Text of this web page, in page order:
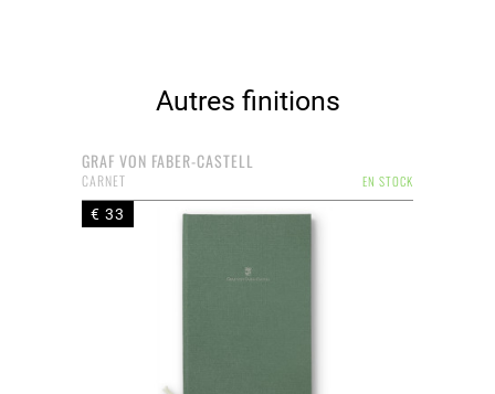
Autres finitions
GRAF VON FABER-CASTELL
EN STOCK
CARNET
€ 33